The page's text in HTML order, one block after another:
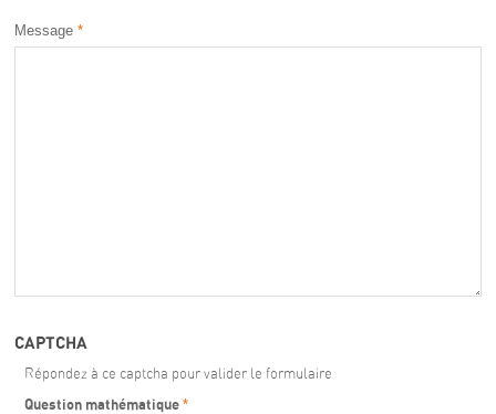
Message*
CAPTCHA
Répondez à ce captcha pour valider le formulaire
Question mathématique *